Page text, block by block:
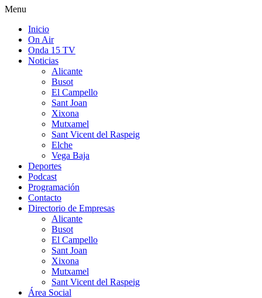
Menu
Inicio
On Air
Onda 15 TV
Noticias
Alicante
Busot
El Campello
Sant Joan
Xixona
Mutxamel
Sant Vicent del Raspeig
Elche
Vega Baja
Deportes
Podcast
Programación
Contacto
Directorio de Empresas
Alicante
Busot
El Campello
Sant Joan
Xixona
Mutxamel
Sant Vicent del Raspeig
Área Social